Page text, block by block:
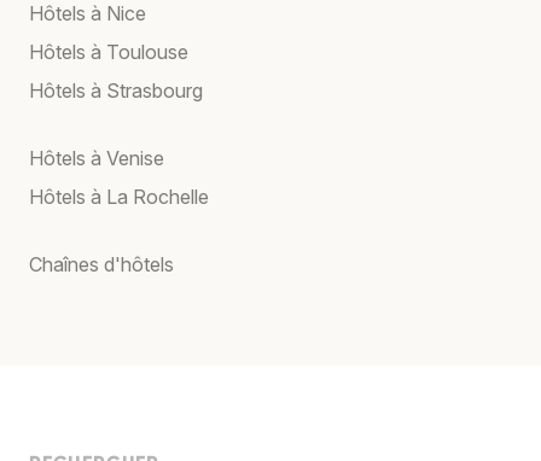
Hôtels à Nice
Hôtels à Toulouse
Hôtels à Strasbourg
Hôtels à Venise
Hôtels à La Rochelle
Chaînes d'hôtels